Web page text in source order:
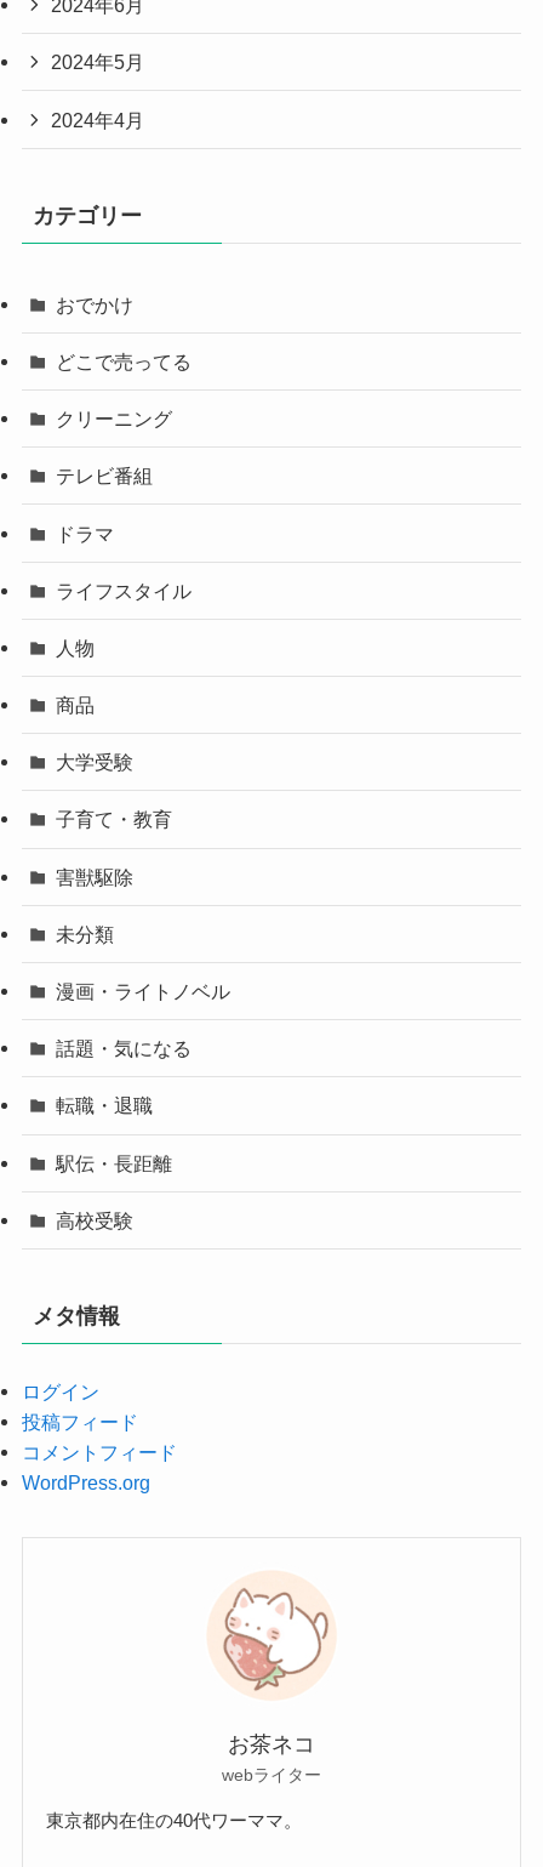
2024年6月
2024年5月
2024年4月
カテゴリー
おでかけ
どこで売ってる
クリーニング
テレビ番組
ドラマ
ライフスタイル
人物
商品
大学受験
子育て・教育
害獣駆除
未分類
漫画・ライトノベル
話題・気になる
転職・退職
駅伝・長距離
高校受験
メタ情報
ログイン
投稿フィード
コメントフィード
WordPress.org
お茶ネコ
webライター
東京都内在住の40代ワーママ。